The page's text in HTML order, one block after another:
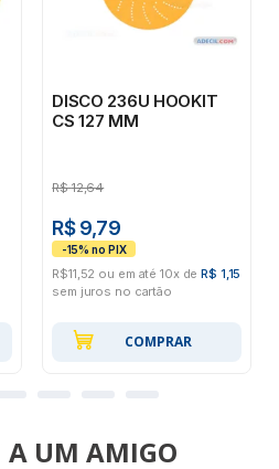
DISCO 236U HOOKIT
CS 127 MM
R$ 12,64
R$ 9,79
R$11,52 ou em até 10x deR$ 1,15
sem juros no cartão
COMPRAR